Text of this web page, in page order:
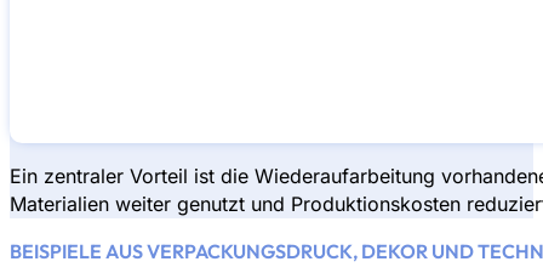
Ein zentraler Vorteil ist die Wiederaufarbeitung
Materialien weiter genutzt und Produktionskosten
BEISPIELE AUS VERPACKUNGSDRUCK, DEKOR UND